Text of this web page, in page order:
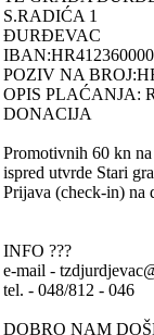
S.RADIĆA 1
ĐURĐEVAC
POZIV NA
OPIS PLAĆANJA:
DONACIJA
Promotivnih 60 kn
ispred utvrde Stari
Prijava (check-in) na
INFO ???
e-mail -
tel. - 048/812 - 046
DOBRO NAM